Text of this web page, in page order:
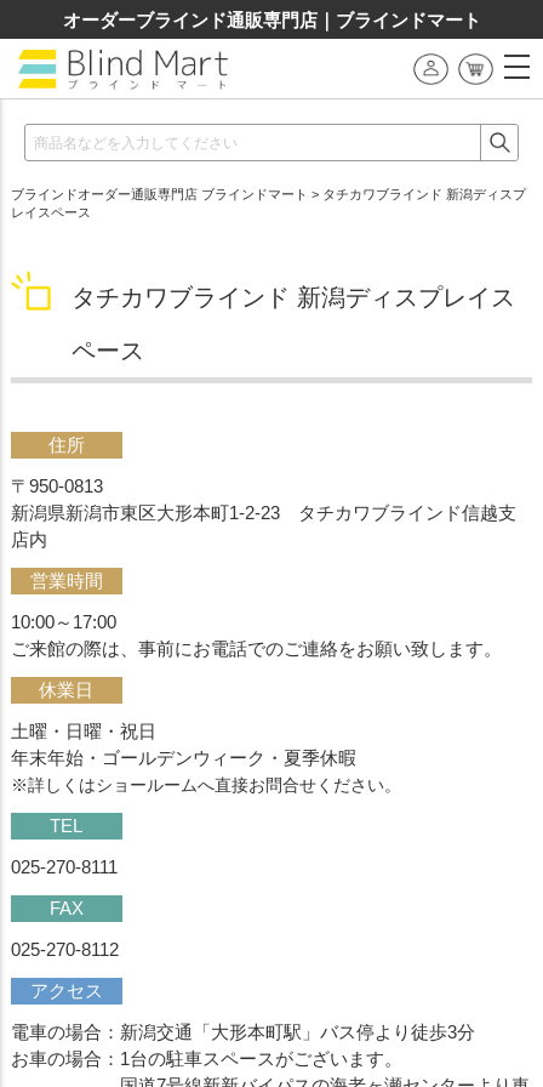
オーダーブラインド通販専門店｜ブラインドマート
ブラインドオーダー通販専門店 ブラインドマート > タチカワブラインド 新潟ディスプ
レイスペース
タチカワブラインド 新潟ディスプレイス
ペース
住所
〒950-0813
新潟県新潟市東区大形本町1-2-23 タチカワブラインド信越支
店内
営業時間
10:00～17:00
ご来館の際は、事前にお電話でのご連絡をお願い致します。
休業日
土曜・日曜・祝日
年末年始・ゴールデンウィーク・夏季休暇
※詳しくはショールームへ直接お問合せください。
TEL
025-270-8111
FAX
025-270-8112
アクセス
電車の場合：新潟交通「大形本町駅」バス停より徒歩3分
お車の場合：1台の駐車スペースがございます。